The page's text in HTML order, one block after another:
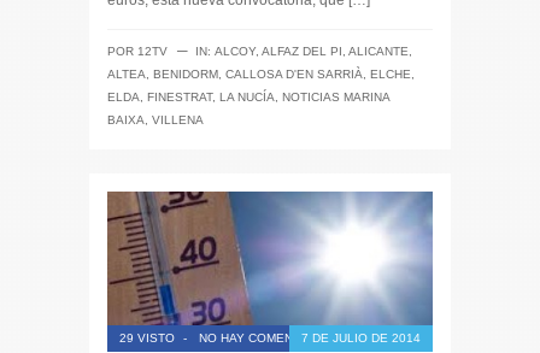
POR 12TV ─ IN: ALCOY, ALFAZ DEL PI , ALICANTE,
ALTEA, BENIDORM, CALLOSA D'EN SARRIÀ, ELCHE,
ELDA, FINESTRAT, LA NUCÍA, NOTICIAS MARINA
BAIXA, VILLENA
29 VISTO - NO HAY COMENTARIOS7 DE JULIO DE 2014